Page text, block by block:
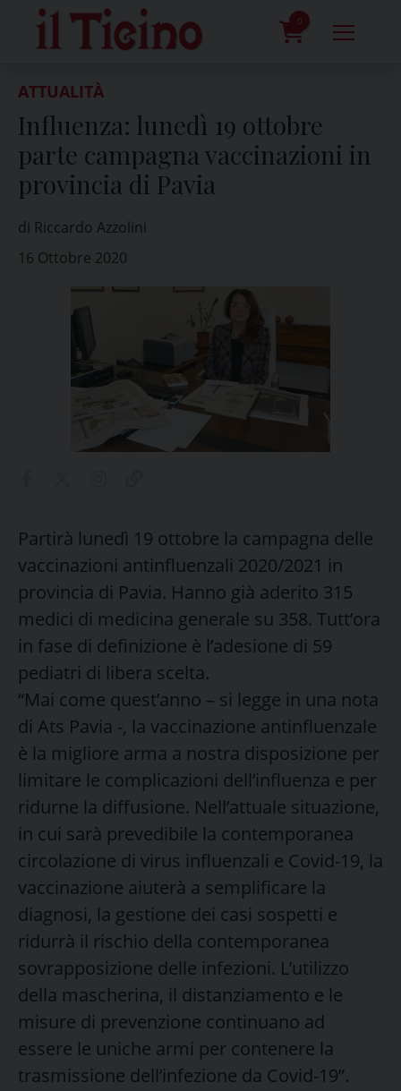
content
0
ATTUALITÀ
Influenza: lunedì 19 ottobre
parte campagna vaccinazioni in
provincia di Pavia
di Riccardo Azzolini
16 Ottobre 2020
Partirà lunedì 19 ottobre la campagna delle
vaccinazioni antinfluenzali 2020/2021 in
provincia di Pavia. Hanno già aderito 315
medici di medicina generale su 358. Tutt’ora
in fase di definizione è l’adesione di 59
pediatri di libera scelta.
“Mai come quest’anno – si legge in una nota
di Ats Pavia -, la vaccinazione antinfluenzale
è la migliore arma a nostra disposizione per
limitare le complicazioni dell’influenza e per
ridurne la diffusione. Nell’attuale situazione,
in cui sarà prevedibile la contemporanea
circolazione di virus influenzali e Covid-19, la
vaccinazione aiuterà a semplificare la
diagnosi, la gestione dei casi sospetti e
ridurrà il rischio della contemporanea
sovrapposizione delle infezioni. L’utilizzo
della mascherina, il distanziamento e le
misure di prevenzione continuano ad
essere le uniche armi per contenere la
trasmissione dell’infezione da Covid-19”.